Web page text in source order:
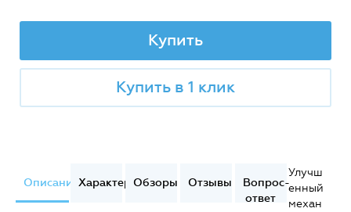
Купить
Купить в 1 клик
ОписаниеХарактеристики
Обзоры Отзывы
Вопрос-
ответ
Улучш
енный
механ